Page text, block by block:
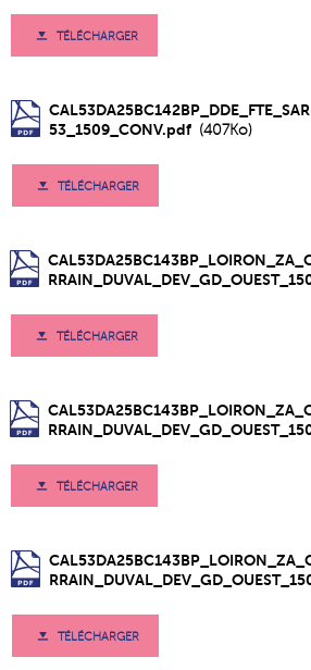
TÉLÉCHARGER
53_1509_CONV.pdf (407Ko)
TÉLÉCHARGER
TÉLÉCHARGER
TÉLÉCHARGER
TÉLÉCHARGER